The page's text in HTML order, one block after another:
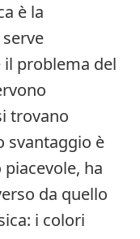
è la
il problema del
trovano
svantaggio è
ha
da quello
i colori